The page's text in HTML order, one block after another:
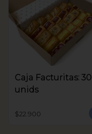
Caja Facturitas: 30
unids
$22.900